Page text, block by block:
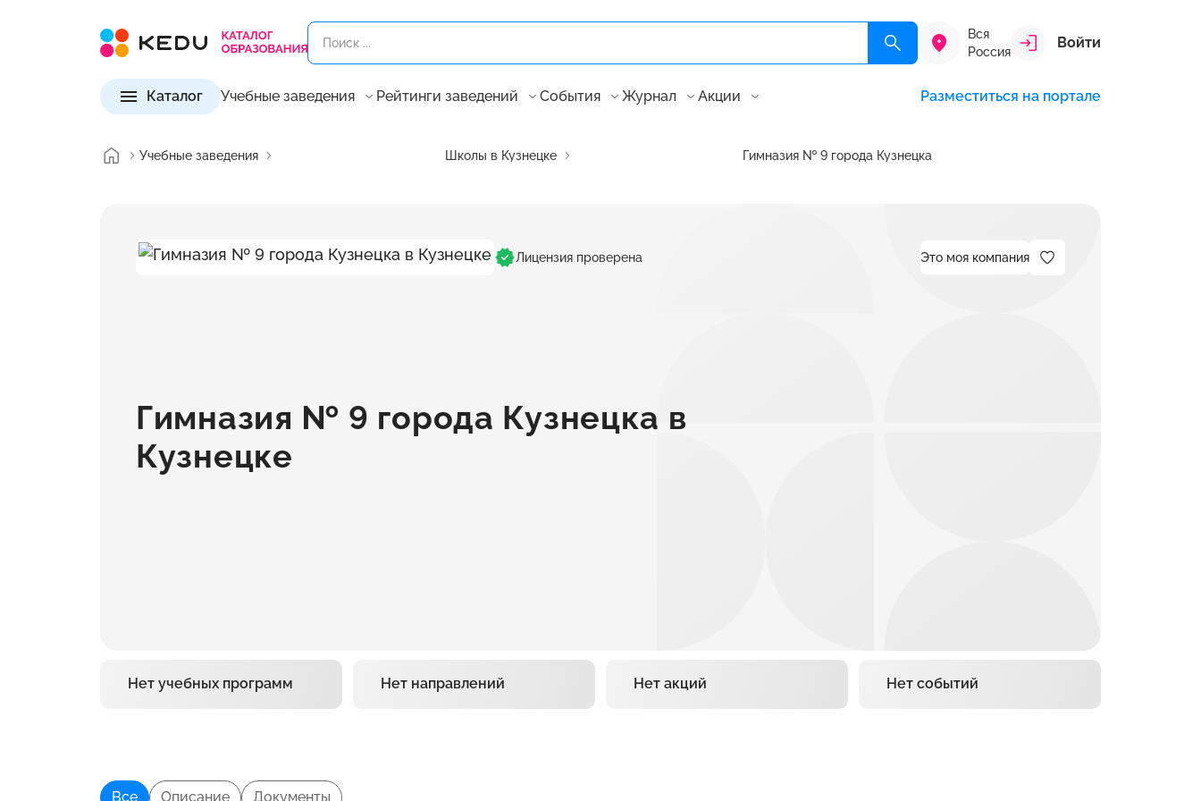
Вся
Россия
Войти
Каталог Учебные заведения Рейтинги заведений События Журнал Акции Разместиться на портале
Учебные заведения Школы в Кузнецке Гимназия № 9 города Кузнецка
Лицензия проверена Это моя компания
Гимназия № 9 города Кузнецка в
Кузнецке
Нет учебных программ Нет направлений Нет акций Нет событий
Все Описание Документы